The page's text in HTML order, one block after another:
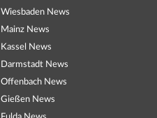
Wiesbaden News
Mainz News
Kassel News
Darmstadt News
Offenbach News
Gießen News